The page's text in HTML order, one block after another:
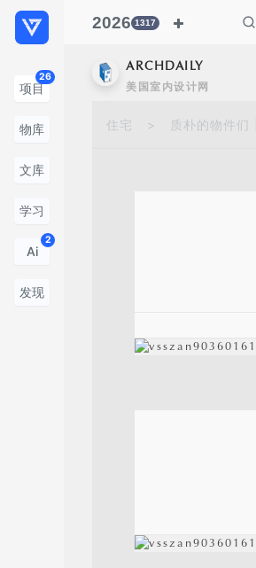
项目
26
物库
文库
学习
Ai
2
发现
2026 1317
ARCHDAILY
美国室内设计网
住宅 > 质朴的物件